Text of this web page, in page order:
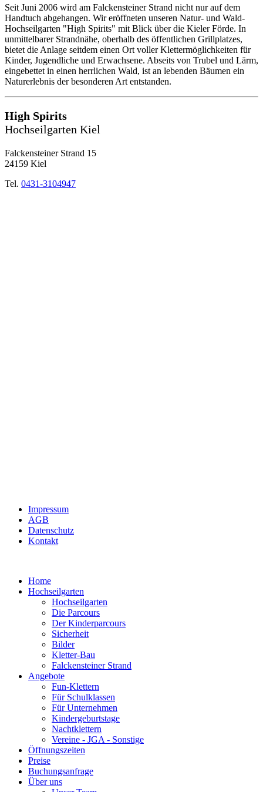
Seit Juni 2006 wird am Falckensteiner Strand nicht nur auf dem
Handtuch abgehangen. Wir eröffneten unseren Natur- und Wald-
Hochseilgarten "High Spirits" mit Blick über die Kieler Förde. In
unmittelbarer Strandnähe, oberhalb des öffentlichen Grillplatzes,
bietet die Anlage seitdem einen Ort voller Klettermöglichkeiten für
Kinder, Jugendliche und Erwachsene. Abseits von Trubel und Lärm,
eingebettet in einen herrlichen Wald, ist an lebenden Bäumen ein
Naturerlebnis der besonderen Art entstanden.
High Spirits
Hochseilgarten Kiel
Falckensteiner Strand 15
24159 Kiel
Tel. 0431-3104947
Impressum
AGB
Datenschutz
Kontakt
Home
Hochseilgarten
Hochseilgarten
Die Parcours
Der Kinderparcours
Sicherheit
Bilder
Kletter-Bau
Falckensteiner Strand
Angebote
Fun-Klettern
Für Schulklassen
Für Unternehmen
Kindergeburtstage
Nachtklettern
Vereine - JGA - Sonstige
Öffnungszeiten
Preise
Buchungsanfrage
Über uns